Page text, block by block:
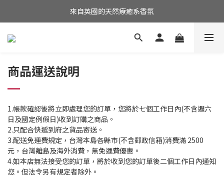
消費滿$2,500 全館免運！(限台灣本島)
來自英國的天然療癒系香氛
消費滿$2,500 全館免運！(限台灣本島)
商品運送說明
1.帳款確認後將立即處理您的訂單，您將於七個工作日內(不含週六
日及國定例假日)收到訂購之商品。
2.只配合快遞到府之貨品寄送。
3.配送免運費規定，台灣本島各縣市(不含郵政信箱)消費滿 2500
元，台灣離島及海外消費，無免運費優惠。
4.如本店無法接受您的訂單，將於收到您的訂單後二個工作日內通知
您。但法令另有規定者除外。